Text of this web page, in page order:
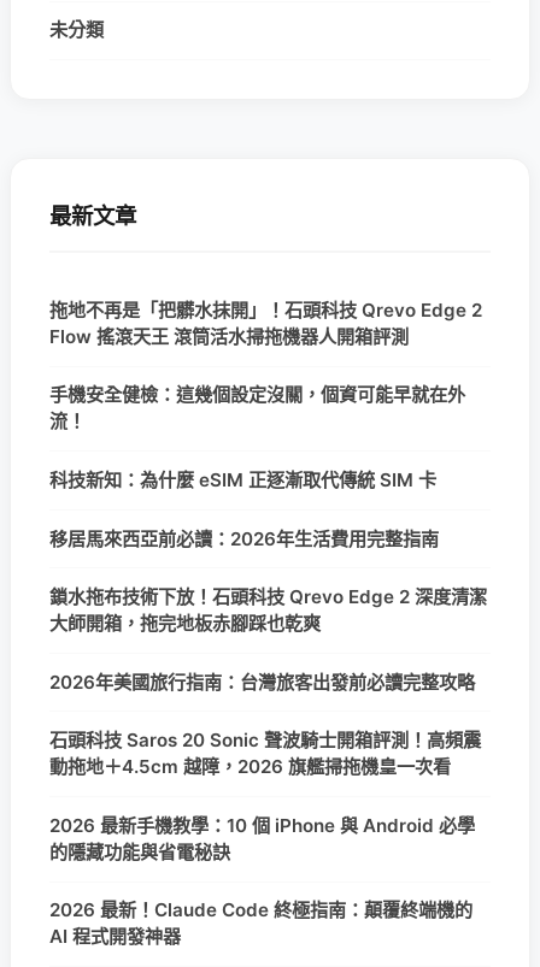
未分類
最新文章
拖地不再是「把髒水抹開」！石頭科技 Qrevo Edge 2
Flow 搖滾天王 滾筒活水掃拖機器人開箱評測
手機安全健檢：這幾個設定沒關，個資可能早就在外
流！
科技新知：為什麼 eSIM 正逐漸取代傳統 SIM 卡
移居馬來西亞前必讀：2026年生活費用完整指南
鎖水拖布技術下放！石頭科技 Qrevo Edge 2 深度清潔
大師開箱，拖完地板赤腳踩也乾爽
2026年美國旅行指南：台灣旅客出發前必讀完整攻略
石頭科技 Saros 20 Sonic 聲波騎士開箱評測！高頻震
動拖地＋4.5cm 越障，2026 旗艦掃拖機皇一次看
2026 最新手機教學：10 個 iPhone 與 Android 必學
的隱藏功能與省電秘訣
2026 最新！Claude Code 終極指南：顛覆終端機的
AI 程式開發神器